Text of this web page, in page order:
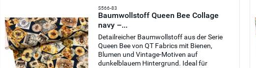
S566-83
Baumwollstoff Queen Bee Collage
navy –...
Detailreicher Baumwollstoff aus der Serie
Queen Bee von QT Fabrics mit Bienen,
Blumen und Vintage-Motiven auf
dunkelblauem Hintergrund. Ideal für